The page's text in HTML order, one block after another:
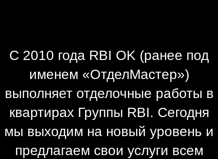
С 2010 года RBI OK (ранее под
именем «ОтделМастер»)
выполняет отделочные работы в
квартирах Группы RBI. Сегодня
мы выходим на новый уровень и
предлагаем свои услуги всем